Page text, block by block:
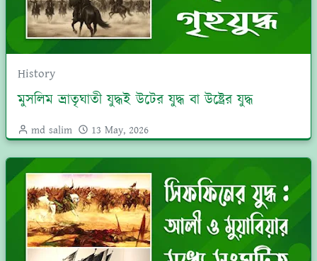
History
মুসলিম ভ্রাতৃঘাতী যুদ্ধই উটের যুদ্ধ বা উষ্ট্রের যুদ্ধ
md salim 13 May, 2026